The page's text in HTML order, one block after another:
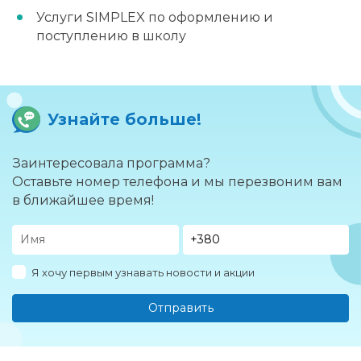
Услуги SIMPLEX по оформлению и
поступлению в школу
Узнайте больше!
Заинтересовала программа?
Оставьте номер телефона и мы перезвоним вам
в ближайшее время!
Я хочу первым узнавать новости и акции
Отправить